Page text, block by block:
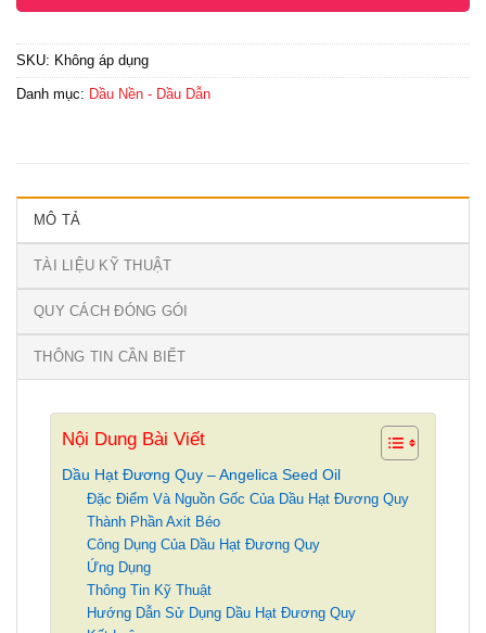
SKU: Không áp dụng
Danh mục: Dầu Nền - Dầu Dẫn
MÔ TẢ
TÀI LIỆU KỸ THUẬT
QUY CÁCH ĐÓNG GÓI
THÔNG TIN CẦN BIẾT
Nội Dung Bài Viết
Dầu Hạt Đương Quy – Angelica Seed Oil
Đặc Điểm Và Nguồn Gốc Của Dầu Hạt Đương Quy
Thành Phần Axit Béo
Công Dụng Của Dầu Hạt Đương Quy
Ứng Dụng
Thông Tin Kỹ Thuật
Hướng Dẫn Sử Dụng Dầu Hạt Đương Quy